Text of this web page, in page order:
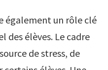
également un rôle clé
des élèves. Le cadre
de stress, de